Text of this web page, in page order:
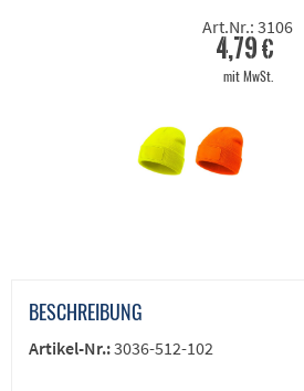
Art.Nr.: 3106
4,79 €
mit MwSt.
BESCHREIBUNG
Artikel-Nr.:3036-512-102